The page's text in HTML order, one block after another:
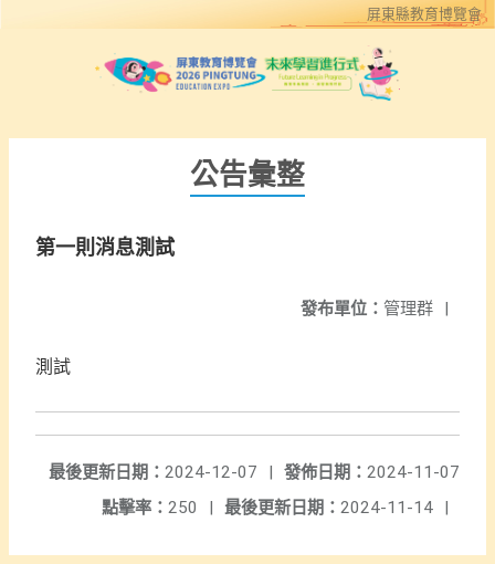
屏東縣教育博覽會
公告彙整
第一則消息測試
發布單位： 管理群 |
測試
發佈日期： 2024-11-07
最後更新日期： 2024-12-07
|
最後更新日期： 2024-11-14 |
點擊率： 250 |